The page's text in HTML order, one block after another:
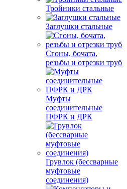
Тройники стальные
Заглушки стальные
Сгоны, бочата,
резьбы и отрезки труб
Муфты
соединительные
ПФРК и ДРК
Грувлок (бессварные
муфтовые
соединения)